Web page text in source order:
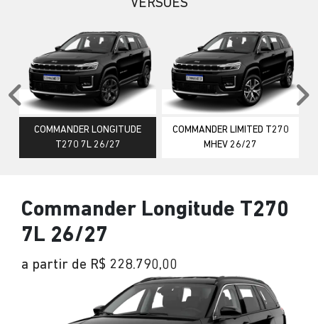
VERSÕES
COMMANDER LONGITUDE
T270 7L 26/27
COMMANDER LIMITED T270
MHEV 26/27
Anterior
Commander Longitude T270
7L 26/27
a partir de R$ 228.790,00